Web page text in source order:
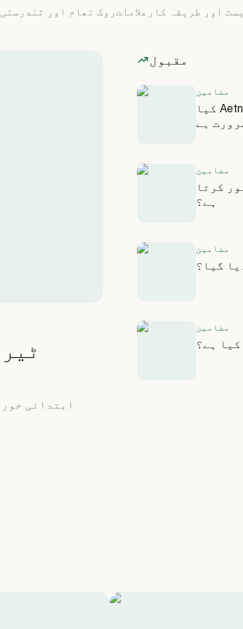
روک تھام اور تندرستیعلامات اور طریقہ کار
مقبول
مضامین
کیا Aetna Zepbound کو کور کرتا ہے؟ یہاں وہ ہے جو آپ
ہے
مضامین
کرتا
ہے؟
مضامین
گیا؟
مضامین
ہے؟